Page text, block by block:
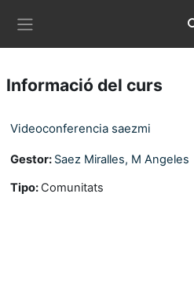
Informació del curs
Videoconferencia saezmi
Gestor: Saez Miralles, M Angeles
Tipo: Comunitats